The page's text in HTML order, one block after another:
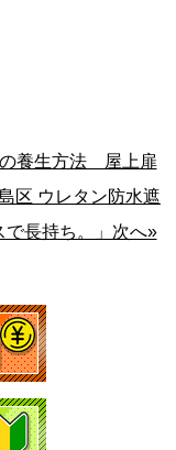
の養生方法 屋上扉
区 ウレタン防水遮
で長持ち。」次へ»